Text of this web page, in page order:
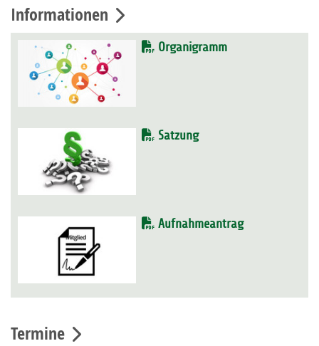
Informationen
Organigramm
Satzung
Aufnahmeantrag
Termine